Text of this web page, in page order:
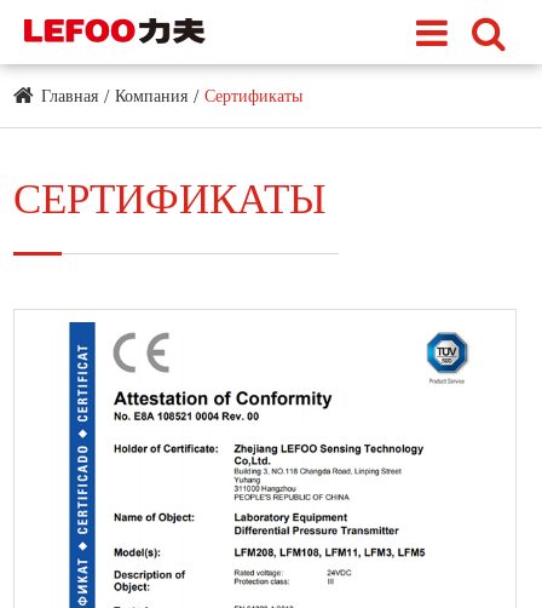
Главная Компания Сертификаты
СЕРТИФИКАТЫ